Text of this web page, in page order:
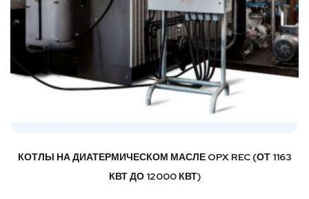
КОТЛЫ НА ДИАТЕРМИЧЕСКОМ МАСЛЕ OPX REC (ОТ 1163
КВТ ДО 12000 КВТ)